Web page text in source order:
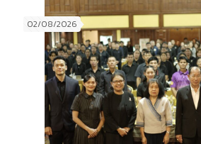
02/08/2026